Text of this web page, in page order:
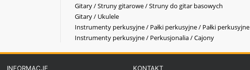
Gitary / Struny gitarowe / Struny do gitar basowych
Gitary / Ukulele
Instrumenty perkusyjne / Pałki perkusyjne / Pałki perkusyjne
Instrumenty perkusyjne / Perkusjonalia / Cajony
INFORMACJE KONTAKT